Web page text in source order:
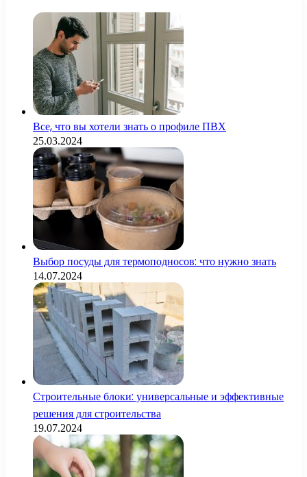
Все, что вы хотели знать о профиле ПВХ
25.03.2024
Выбор посуды для термоподносов: что нужно знать
14.07.2024
Строительные блоки: универсальные и эффективные
решения для строительства
19.07.2024